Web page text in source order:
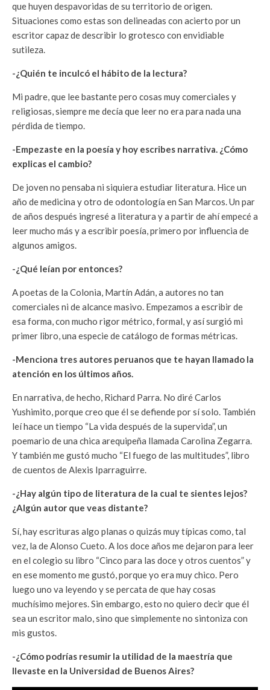
que huyen despavoridas de su territorio de origen.
Situaciones como estas son delineadas con acierto por un
escritor capaz de describir lo grotesco con envidiable
sutileza.
-¿Quién te inculcó el hábito de la lectura?
Mi padre, que lee bastante pero cosas muy comerciales y
religiosas, siempre me decía que leer no era para nada una
pérdida de tiempo.
-Empezaste en la poesía y hoy escribes narrativa. ¿Cómo
explicas el cambio?
De joven no pensaba ni siquiera estudiar literatura. Hice un
año de medicina y otro de odontología en San Marcos. Un par
de años después ingresé a literatura y a partir de ahí empecé a
leer mucho más y a escribir poesía, primero por influencia de
algunos amigos.
-¿Qué leían por entonces?
A poetas de la Colonia, Martín Adán, a autores no tan
comerciales ni de alcance masivo. Empezamos a escribir de
esa forma, con mucho rigor métrico, formal, y así surgió mi
primer libro, una especie de catálogo de formas métricas.
-Menciona tres autores peruanos que te hayan llamado la
atención en los últimos años.
En narrativa, de hecho, Richard Parra. No diré Carlos
Yushimito, porque creo que él se defiende por sí solo. También
leí hace un tiempo “La vida después de la supervida”, un
poemario de una chica arequipeña llamada Carolina Zegarra.
Y también me gustó mucho “El fuego de las multitudes”, libro
de cuentos de Alexis Iparraguirre.
-¿Hay algún tipo de literatura de la cual te sientes lejos?
¿Algún autor que veas distante?
Sí, hay escrituras algo planas o quizás muy típicas como, tal
vez, la de Alonso Cueto. A los doce años me dejaron para leer
en el colegio su libro “Cinco para las doce y otros cuentos” y
en ese momento me gustó, porque yo era muy chico. Pero
luego uno va leyendo y se percata de que hay cosas
muchísimo mejores. Sin embargo, esto no quiero decir que él
sea un escritor malo, sino que simplemente no sintoniza con
mis gustos.
-¿Cómo podrías resumir la utilidad de la maestría que
llevaste en la Universidad de Buenos Aires?